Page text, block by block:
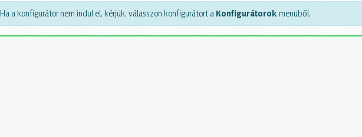
Ha a konfigurátor nem indul el, kérjük, válasszon konfigurátort a Konfigurátorok menüből.